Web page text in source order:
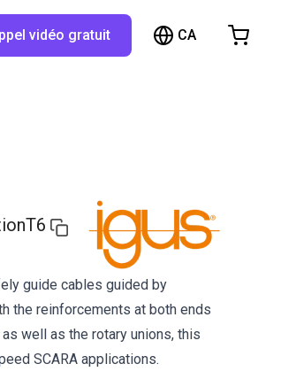
vidéo gratuit CA
guide cables guided by
the reinforcements at both ends
well as the rotary unions, this
SCARA applications.